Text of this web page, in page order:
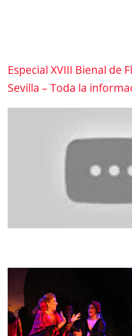
Especial XVIII Bienal de
Sevilla – Toda la